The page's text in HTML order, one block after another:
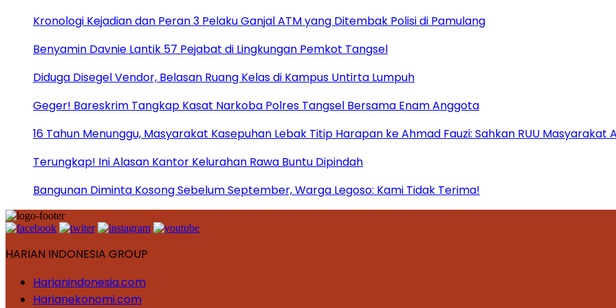
Kronologi Kejadian dan Peran 3 Pelaku Ganjal ATM yang Ditembak Polisi di Pamulang
Benyamin Davnie Lantik 57 Pejabat di Lingkungan Pemkot Tangsel
Diduga Disegel Vendor, Belasan Ruang Kelas di Kampus Untirta Lumpuh
Geger! Bareskrim Tangkap Kasat Narkoba Polres Tangsel Bersama Enam Anggota
16 Tahun Menunggu, Masyarakat Kasepuhan Lebak Titip Harapan ke Ahmad Fauzi: Sahkan RUU Masyarakat
Terungkap! Ini Alasan Kantor Kelurahan Rawa Buntu Dipindah
Bangunan Diminta Kosong Sebelum September, Warga Legoso: Kami Tidak Terima!
HARIAN INDONESIA GROUP
Harianindonesia.com
Harianekonomi.com